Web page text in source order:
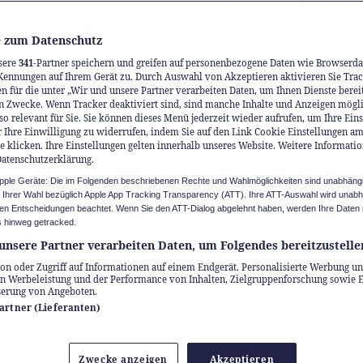
Datenschutz
341-Partner speichern und greifen auf personenbezogene Daten wie
auf Ihrem Gerät zu. Durch Auswahl von Akzeptieren aktivieren Sie
für die unter „Wir und unsere Partner verarbeiten Daten, um Ihnen Dienste
Zwecke. Wenn Tracker deaktiviert sind, sind manche Inhalte und Anzeigen
relevant für Sie. Sie können dieses Menü jederzeit wieder aufrufen, um Ihre
Ihre Einwilligung zu widerrufen, indem Sie auf den Link Cookie Einstellungen
klicken. Ihre Einstellungen gelten innerhalb unseres Website. Weitere
Geräte: Die im Folgenden beschriebenen Rechte und Wahlmöglichkeiten sind
Wahl bezüglich Apple App Tracking Transparency (ATT). Ihre ATT-Auswahl wird
Entscheidungen beachtet. Wenn Sie den ATT-Dialog abgelehnt haben, werden Ihre Daten
hinweg getracked.
Partner verarbeiten Daten, um Folgendes
oder Zugriff auf Informationen auf einem Endgerät. Personalisierte Werbung
Werbeleistung und der Performance von Inhalten, Zielgruppenforschung sowie
von Angeboten.
(Lieferanten)
Zwecke anzeigen Akzeptieren